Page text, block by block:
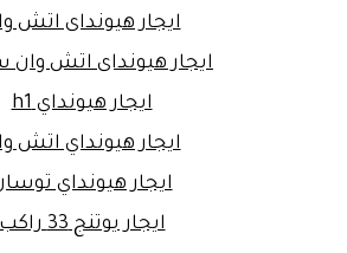
ايجار هيونداى اتش
ايجار هيونداى اتش وان
ايجار هيونداي h1
ايجار هيونداي اتش
ايجار هيونداي
ايجار يوتنج 33 راكب